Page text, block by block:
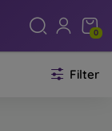
0
Filter